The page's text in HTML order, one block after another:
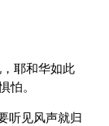
耶和华如此
怕。
听见风声就归